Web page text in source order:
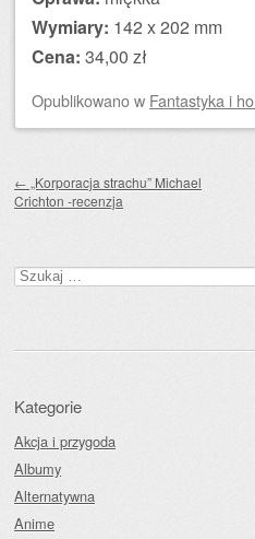
Wymiary: 142 x 202 mm
Cena: 34,00 zł
Opublikowanow Fantastyka i
← „Korporacja strachu” Michael
Crichton -recenzja
Szukaj:
Kategorie
Akcja i przygoda
Albumy
Alternatywna
Anime